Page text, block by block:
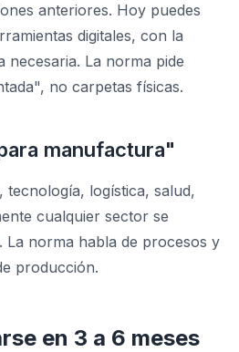
anteriores. Hoy puedes
digitales, con la
necesaria. La norma pide
no carpetas físicas.
manufactura"
tecnología, logística, salud,
cualquier sector se
La norma habla de procesos y
producción.
en 3 a 6 meses